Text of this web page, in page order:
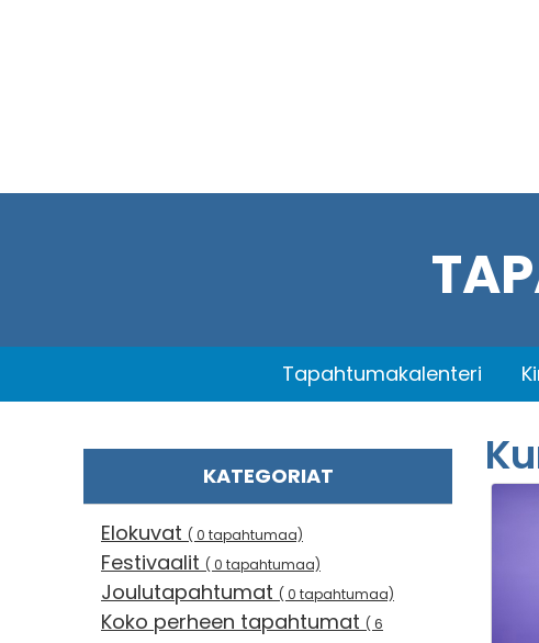
Tapahtumakalenteri
KATEGORIAT
Elokuvat ( 0 tapahtumaa)
Festivaalit ( 0 tapahtumaa)
Joulutapahtumat ( 0 tapahtumaa)
Koko perheen tapahtumat ( 6